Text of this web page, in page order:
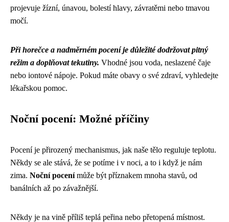
projevuje žízní, únavou, bolestí hlavy, závratěmi nebo tmavou
močí.
Při horečce a nadměrném pocení je důležité dodržovat pitný
režim a doplňovat tekutiny. Vhodné jsou voda, neslazené čaje
nebo iontové nápoje. Pokud máte obavy o své zdraví, vyhledejte
lékařskou pomoc.
Noční pocení: Možné příčiny
Pocení je přirozený mechanismus, jak naše tělo reguluje teplotu.
Někdy se ale stává, že se potíme i v noci, a to i když je nám
zima. Noční pocenímůže být příznakem mnoha stavů, od
banálních až po závažnější.
Někdy je na vině příliš teplá peřina nebo přetopená místnost.